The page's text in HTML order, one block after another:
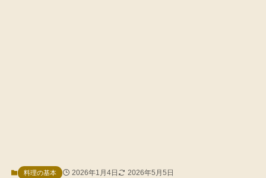
料理の基本 2026年1月4日 2026年5月5日